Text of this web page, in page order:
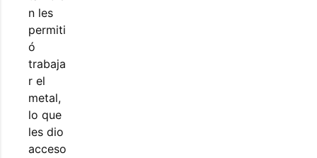
n les
permiti
ó
trabaja
r el
metal,
lo que
les dio
acceso